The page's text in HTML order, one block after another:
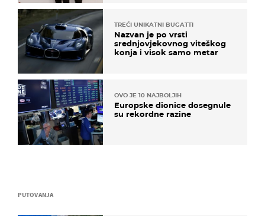
PUTOVANJA
TREĆI UNIKATNI BUGATTI
Nazvan je po vrsti
srednjovjekovnog viteškog
konja i visok samo metar
OVO JE 10 NAJBOLJIH
Europske dionice dosegnule
su rekordne razine